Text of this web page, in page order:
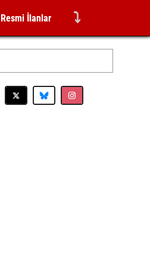
Resmi İlanlar ⤵